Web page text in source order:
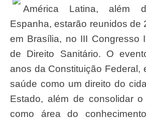
América Latina, além
Espanha, estarão reunidos de
em Brasília, no III Congresso
de Direito Sanitário. O
anos da Constituição Federal,
saúde como um direito do
Estado, além de consolidar o
como área do